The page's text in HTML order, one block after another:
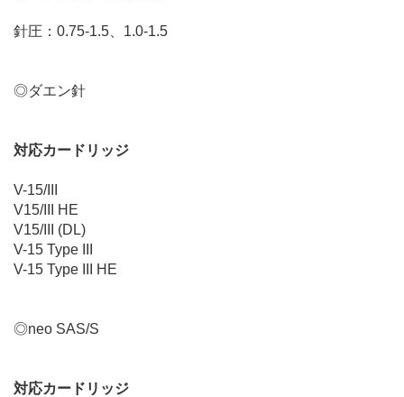
針圧：0.75-1.5、1.0-1.5
◎ダエン針
対応カードリッジ
V-15/III
V15/III HE
V15/III (DL)
V-15 Type III
V-15 Type III HE
◎neo SAS/S
対応カードリッジ